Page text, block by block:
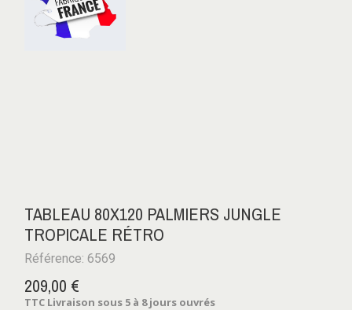
TABLEAU 80X120 PALMIERS JUNGLE
TROPICALE RÉTRO
Référence: 6569
209,00 €
TTC Livraison sous 5 à 8 jours ouvrés